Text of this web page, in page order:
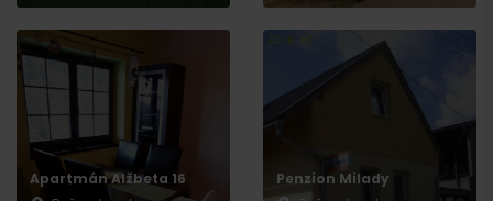
Apartmán Alžbeta 16
Penzion Milady
Wyjazd